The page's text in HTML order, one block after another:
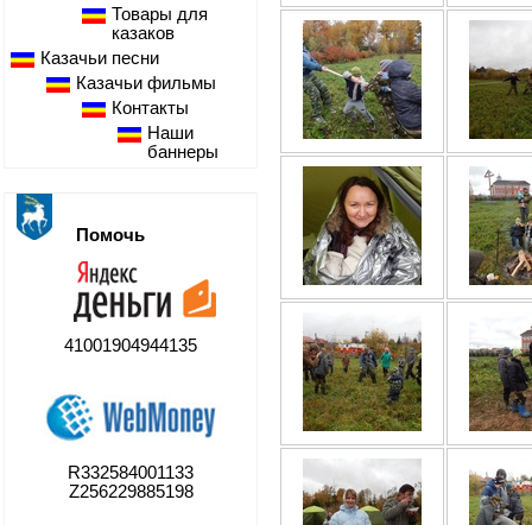
Товары для
казаков
Казачьи песни
Казачьи фильмы
Контакты
Наши
баннеры
Помочь
41001904944135
R332584001133
Z256229885198